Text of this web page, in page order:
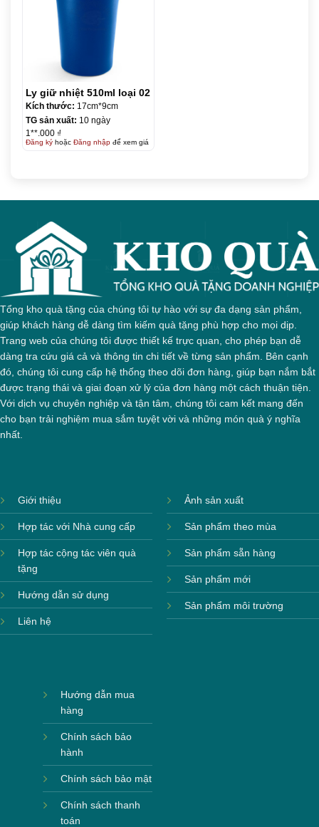
Ly giữ nhiệt 510ml loại 02
Kích thước: 17cm*9cm
TG sản xuất: 10 ngày
1**.000 ₫
Đăng kýhoặc Đăng nhậpđể xem giá
Tổng kho quà tặng của chúng tôi tự hào với sự đa dạng sản phẩm,
giúp khách hàng dễ dàng tìm kiếm quà tặng phù hợp cho mọi dịp.
Trang web của chúng tôi được thiết kế trực quan, cho phép bạn dễ
dàng tra cứu giá cả và thông tin chi tiết về từng sản phẩm. Bên cạnh
đó, chúng tôi cung cấp hệ thống theo dõi đơn hàng, giúp bạn nắm bắt
được trạng thái và giai đoạn xử lý của đơn hàng một cách thuận tiện.
Với dịch vụ chuyên nghiệp và tận tâm, chúng tôi cam kết mang đến
cho bạn trải nghiệm mua sắm tuyệt vời và những món quà ý nghĩa
nhất.
Giới thiệu
Hợp tác với Nhà cung cấp
Hợp tác cộng tác viên quà
tặng
Hướng dẫn sử dụng
Liên hệ
Ảnh sản xuất
Sản phẩm theo mùa
Sản phẩm sẵn hàng
Sản phẩm mới
Sản phẩm môi trường
Hướng dẫn mua
hàng
Chính sách bảo
hành
Chính sách bảo mật
Chính sách thanh
toán